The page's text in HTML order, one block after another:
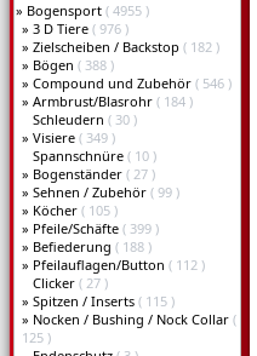
» Bogensport ( 4955 )
» 3 D Tiere ( 976 )
» Zielscheiben / Backstop ( 182 )
» Bögen ( 388 )
» Compound und Zubehör ( 546 )
» Armbrust/Blasrohr ( 184 )
Schleudern ( 30 )
» Visiere ( 349 )
Spannschnüre ( 10 )
» Bogenständer ( 27 )
» Sehnen / Zubehör ( 99 )
» Köcher ( 105 )
» Pfeile/Schäfte ( 399 )
» Befiederung ( 188 )
» Pfeilauflagen/Button ( 112 )
Clicker ( 27 )
» Spitzen / Inserts ( 115 )
» Nocken / Bushing / Nock Collar (
125 )